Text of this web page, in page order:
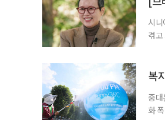
업
시니
겪
까.
복
중
화